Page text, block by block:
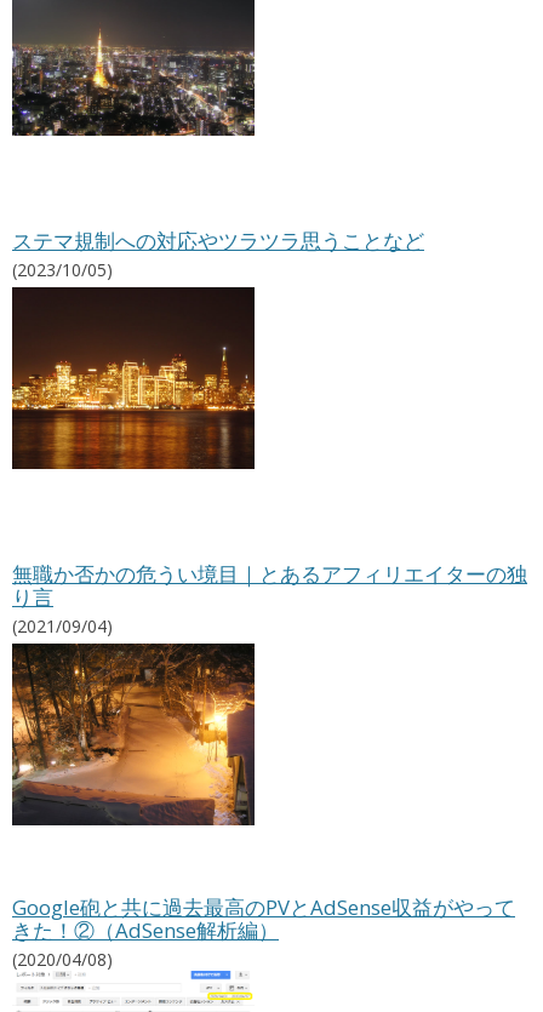
ステマ規制への対応やツラツラ思うことなど
(2023/10/05)
無職か否かの危うい境目｜とあるアフィリエイターの独
り言
(2021/09/04)
Google砲と共に過去最高のPVとAdSense収益がやって
きた！②（AdSense解析編）
(2020/04/08)